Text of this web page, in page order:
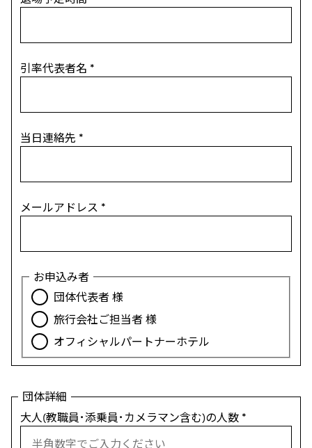
引率代表者名 *
当日連絡先 *
メールアドレス *
お申込み者
団体代表者 様
旅行会社ご担当者 様
オフィシャルパートナーホテル
団体詳細
大人(教職員･添乗員･カメラマン含む)の人数 *